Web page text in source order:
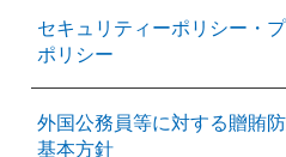
セキュリティーポリシー・
ポリシー
外国公務員等に対する贈賄
基本方針